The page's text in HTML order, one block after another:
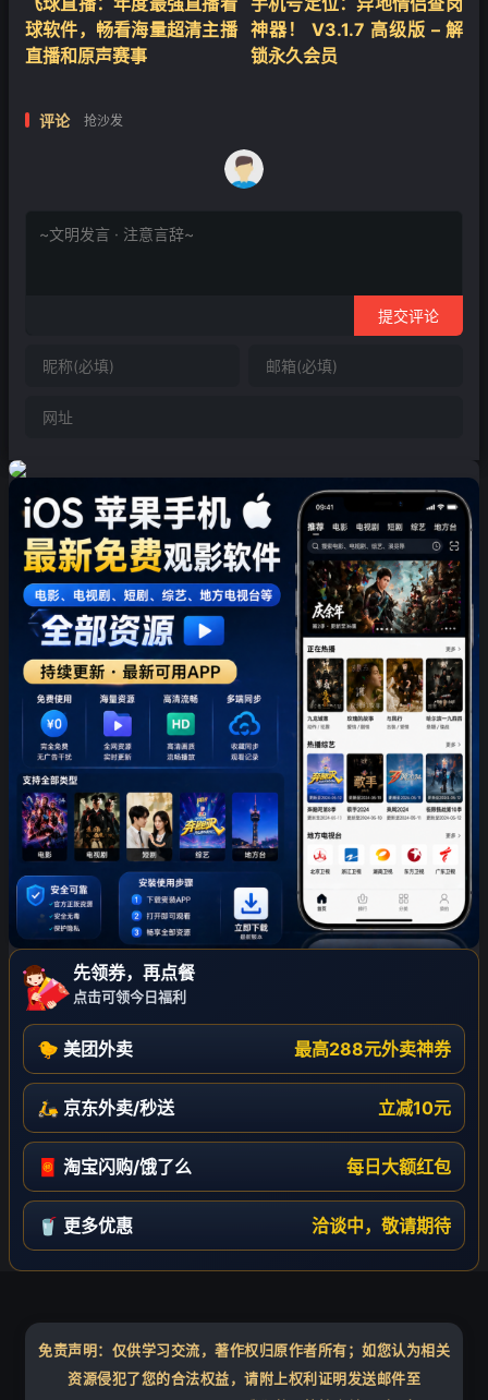
球软件，畅看海量超清主播
直播和原声赛事
神器！ V3.1.7 高级版 – 解
锁永久会员
评论 抢沙发
提交评论
先领券，再点餐
点击可领今日福利
🐤 美团外卖 最高288元外卖神券
🛵 京东外卖/秒送 立减10元
🧧 淘宝闪购/饿了么 每日大额红包
🥤 更多优惠 洽谈中，敬请期待
免责声明：仅供学习交流，著作权归原作者所有；如您认为相关
资源侵犯了您的合法权益，请附上权利证明发送邮件至